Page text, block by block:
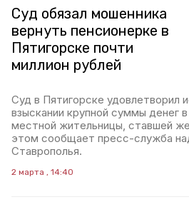
Суд обязал мошенника
вернуть пенсионерке в
Пятигорске почти
миллион рублей
Суд в Пятигорске удовлетворил
взыскании крупной суммы денег
местной жительницы, ставшей
этом сообщает пресс-служба
Ставрополья.
2 марта , 14:40